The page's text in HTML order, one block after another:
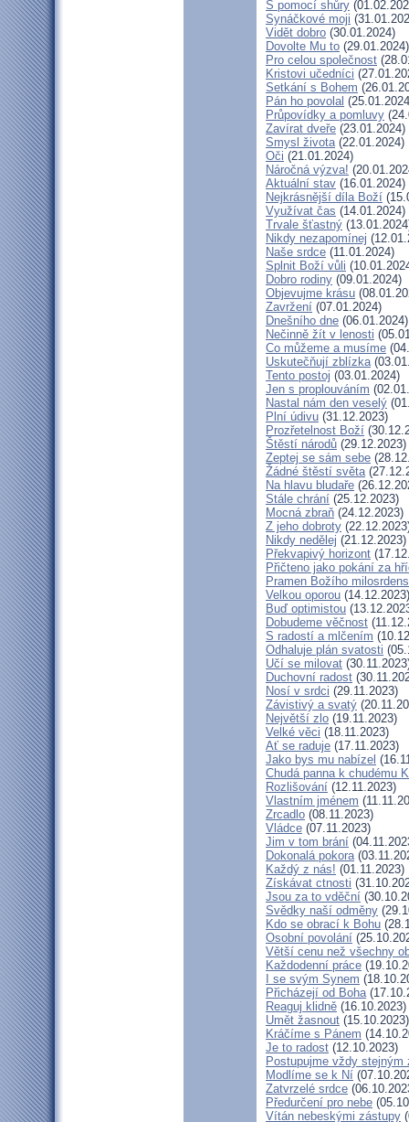
S pomocí shůry
Synáčkové moji
Vidět dobro (30.01.2024)
Dovolte Mu to (29.01.2024)
Pro celou společnost
Kristovi učedníci
Setkání s Bohem
Pán ho povolal
Průpovídky a pomluvy
Zavírat dveře (23.01.2024)
Smysl života(22.01.2024)
Oči (21.01.2024)
Náročná výzva!
Aktuální stav (16.01.2024)
Nejkrásnější díla Boží
Využívat čas (14.01.2024)
Trvale šťastný
Nikdy nezapomínej
Naše srdce (11.01.2024)
Splnit Boží vůli
Dobro rodiny (09.01.2024)
Objevujme krásu
Zavržení (07.01.2024)
Dnešního dne (06.01.2024)
Nečinně žít v lenosti
Co můžeme a musíme
Uskutečňují zblízka
Tento postoj (03.01.2024)
Jen s proplouváním
Nastal nám den veselý
Plní údivu (31.12.2023)
Prozřetelnost Boží
Štěstí národů (29.12.2023)
Zeptej se sám sebe
Žádné štěstí světa
Na hlavu bludaře
Stále chrání (25.12.2023)
Mocná zbraň (24.12.2023)
Z jeho dobroty
Nikdy nedělej (21.12.2023)
Překvapivý horizont
Přičteno jako pokání za
Pramen Božího
Velkou oporou (14.12.2023)
Buď optimistou
Dobudeme věčnost
S radostí a mlčením
Odhaluje plán svatosti
Učí se milovat
Duchovní radost
Nosí v srdci (29.11.2023)
Závistivý a svatý
Největší zlo (19.11.2023)
Velké věci (18.11.2023)
Ať se raduje (17.11.2023)
Jako bys mu nabízel
Chudá panna k chudému
Rozlišování (12.11.2023)
Vlastním jménem
Zrcadlo (08.11.2023)
Vládce (07.11.2023)
Jim v tom brání
Dokonalá pokora
Každý z nás! (01.11.2023)
Získávat ctnosti
Jsou za to vděční
Svědky naší odměny
Kdo se obrací k Bohu
Osobní povolání
Větší cenu než všechny
Každodenní práce
I se svým Synem
Přicházejí od Boha
Reaguj klidně (16.10.2023)
Umět žasnout (15.10.2023)
Kráčíme s Pánem
Je to radost (12.10.2023)
Postupujme vždy stejným
Modlíme se k Ní
Zatvrzelé srdce
Předurčení pro nebe
Vítán nebeskými zástupy